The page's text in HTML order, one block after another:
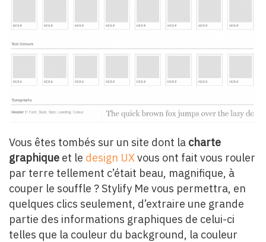
Vous êtes tombés sur un site dont la charte
graphique et le design UXvous ont fait vous rouler
par terre tellement c’était beau, magnifique, à
couper le souffle ? Stylify Me vous permettra, en
quelques clics seulement, d’extraire une grande
partie des informations graphiques de celui-ci
telles que la couleur du background, la couleur